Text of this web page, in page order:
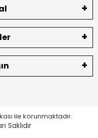
ile korunmaktadır.
Saklıdır